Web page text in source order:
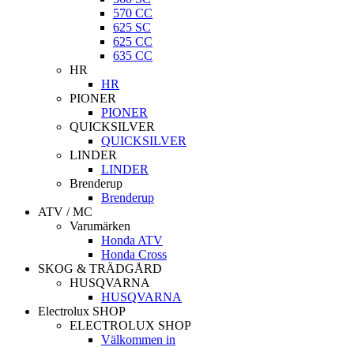
570 CC
625 SC
625 CC
635 CC
HR
HR
PIONER
PIONER
QUICKSILVER
QUICKSILVER
LINDER
LINDER
Brenderup
Brenderup
ATV / MC
Varumärken
Honda ATV
Honda Cross
SKOG & TRÄDGÅRD
HUSQVARNA
HUSQVARNA
Electrolux SHOP
ELECTROLUX SHOP
Välkommen in